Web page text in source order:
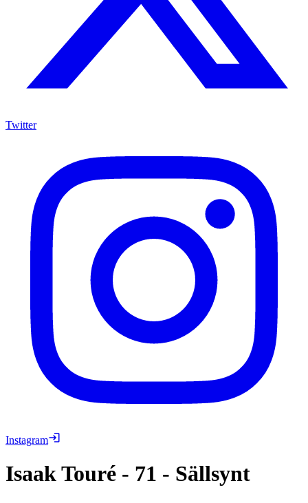
Twitter
Instagram
Isaak Touré - 71 - Sällsynt